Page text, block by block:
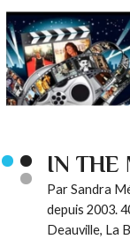
IN THE
Par Sandra
depuis 2003.
Deauville, La